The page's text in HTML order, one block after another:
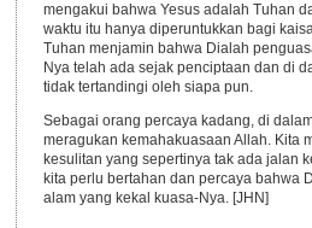
mengakui bahwa Yesus adalah Tuhan
waktu itu hanya diperuntukkan bagi
Tuhan menjamin bahwa Dialah
Nya telah ada sejak penciptaan dan di
tidak tertandingi oleh siapa pun.
Sebagai orang percaya kadang, di
meragukan kemahakuasaan Allah. Kita
kesulitan yang sepertinya tak ada jalan
kita perlu bertahan dan percaya bahwa
alam yang kekal kuasa-Nya. [JHN]